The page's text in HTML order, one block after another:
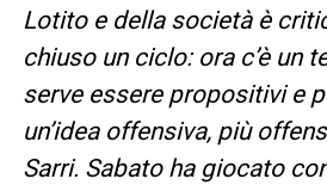
Lotito e della società è
chiuso un ciclo: ora c’è un
serve essere propositivi e
un’idea offensiva, più
Sarri. Sabato ha giocato